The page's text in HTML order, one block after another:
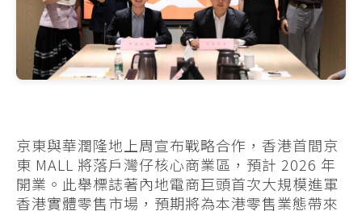
京東與華潤隆地上周宣布戰略合作，香港首間京
東 MALL 將落戶灣仔核心商業區，預計 2026 年
開業。此舉標誌著內地電商巨頭首次大規模進軍
香港實體零售市場，預期將為本港零售業態帶來